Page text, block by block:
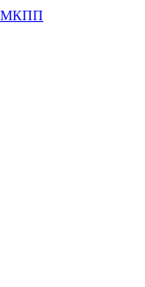
МКПП